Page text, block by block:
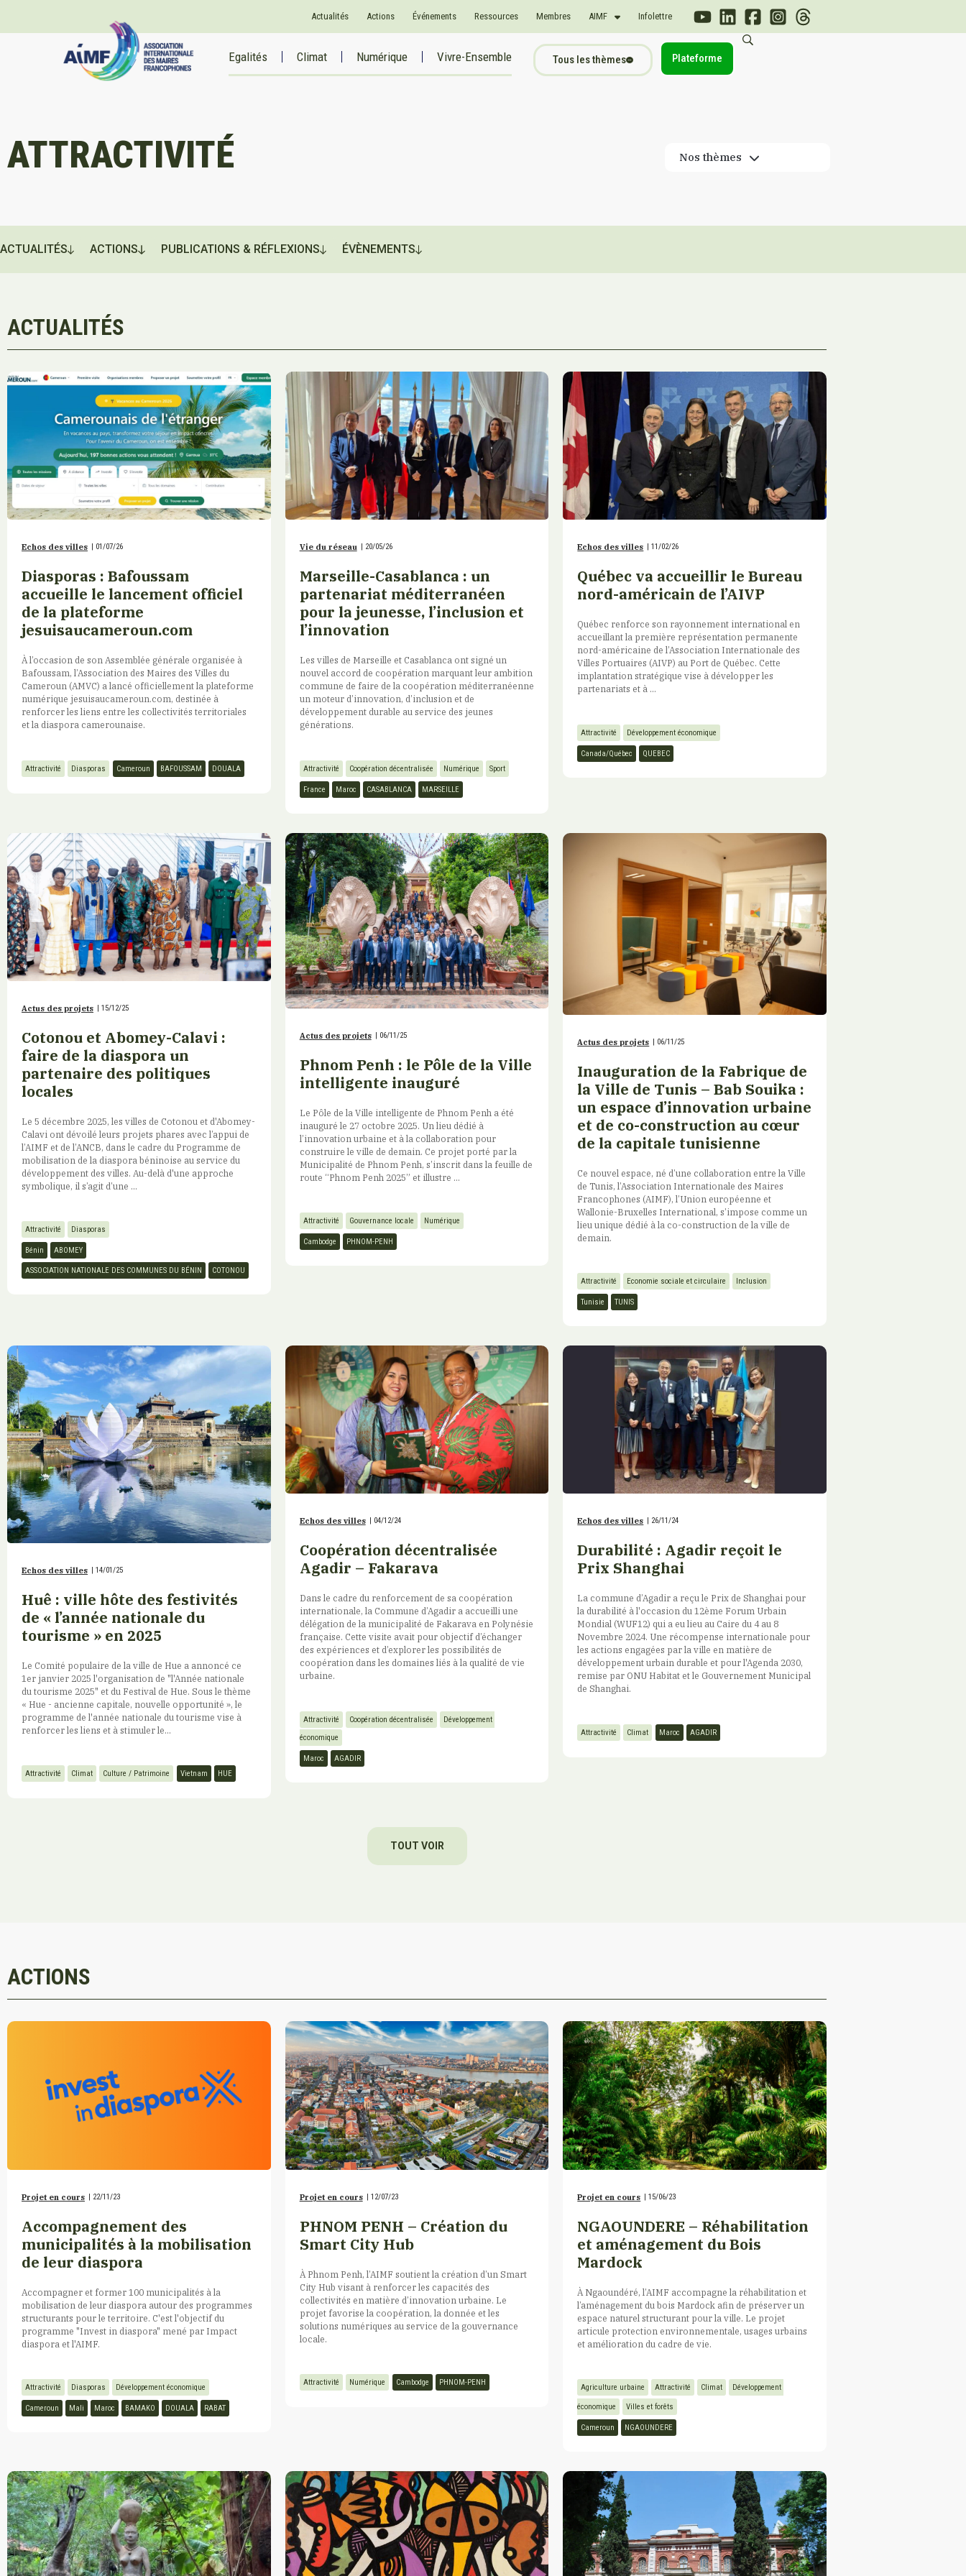
Actualités Actions Événements Ressources Membres AIMF Infolettre
Egalités Climat Numérique Vivre-Ensemble Tous les thèmes Plateforme
ATTRACTIVITÉ Nos thèmes
ACTUALITÉS ACTIONS PUBLICATIONS & RÉFLEXIONS ÉVÈNEMENTS
ACTUALITÉS
Echos des villes 01/07/26
Diasporas : Bafoussam
accueille le lancement officiel
de la plateforme
jesuisaucameroun.com
À l’occasion de son Assemblée générale organisée à
Bafoussam, l’Association des Maires des Villes du
Cameroun (AMVC) a lancé officiellement la plateforme
numérique jesuisaucameroun.com, destinée à
renforcer les liens entre les collectivités territoriales
et la diaspora camerounaise.
Attractivité Diasporas Cameroun BAFOUSSAM DOUALA
Vie du réseau 20/05/26
Marseille-Casablanca : un
partenariat méditerranéen
pour la jeunesse, l’inclusion et
l’innovation
Les villes de Marseille et Casablanca ont signé un
nouvel accord de coopération marquant leur ambition
commune de faire de la coopération méditerranéenne
un moteur d’innovation, d’inclusion et de
développement durable au service des jeunes
générations.
Attractivité Coopération décentralisée Numérique Sport
France Maroc CASABLANCA MARSEILLE
Echos des villes 11/02/26
Québec va accueillir le Bureau
nord-américain de l’AIVP
Québec renforce son rayonnement international en
accueillant la première représentation permanente
nord-américaine de l’Association Internationale des
Villes Portuaires (AIVP) au Port de Québec. Cette
implantation stratégique vise à développer les
partenariats et à ...
Attractivité Développement économique
Canada/Québec QUEBEC
Actus des projets | 15/12/25
Cotonou et Abomey-Calavi :
faire de la diaspora un
partenaire des politiques
locales
Le 5 décembre 2025, les villes de Cotonou et d'Abomey-
Calavi ont dévoilé leurs projets phares avec l’appui de
l’AIMF et de l’ANCB, dans le cadre du Programme de
mobilisation de la diaspora béninoise au service du
développement des villes. Au-delà d'une approche
symbolique, il s’agit d’une ...
Attractivité Diasporas
Bénin ABOMEY
ASSOCIATION NATIONALE DES COMMUNES DU BÉNIN COTONOU
Actus des projets | 06/11/25
Phnom Penh : le Pôle de la Ville
intelligente inauguré
Le Pôle de la Ville intelligente de Phnom Penh a été
inauguré le 27 octobre 2025. Un lieu dédié à
l’innovation urbaine et à la collaboration pour
construire le ville de demain. Ce projet porté par la
Municipalité de Phnom Penh, s’inscrit dans la feuille de
route “Phnom Penh 2025” et illustre ...
Attractivité Gouvernance locale Numérique
Cambodge PHNOM-PENH
Actus des projets | 06/11/25
Inauguration de la Fabrique de
la Ville de Tunis – Bab Souika :
un espace d’innovation urbaine
et de co-construction au cœur
de la capitale tunisienne
Ce nouvel espace, né d’une collaboration entre la Ville
de Tunis, l’Association Internationale des Maires
Francophones (AIMF), l’Union européenne et
Wallonie-Bruxelles International, s’impose comme un
lieu unique dédié à la co-construction de la ville de
demain.
Attractivité Economie sociale et circulaire Inclusion
Tunisie TUNIS
Echos des villes | 14/01/25
Huê : ville hôte des festivités
de « l’année nationale du
tourisme » en 2025
Le Comité populaire de la ville de Hue a annoncé ce
1er janvier 2025 l'organisation de "l'Année nationale
du tourisme 2025" et du Festival de Hue. Sous le thème
« Hue - ancienne capitale, nouvelle opportunité », le
programme de l'année nationale du tourisme vise à
renforcer les liens et à stimuler le...
Attractivité Climat Culture / Patrimoine Vietnam HUE
Echos des villes 04/12/24
Coopération décentralisée
Agadir – Fakarava
Dans le cadre du renforcement de sa coopération
internationale, la Commune d’Agadir a accueilli une
délégation de la municipalité de Fakarava en Polynésie
française. Cette visite avait pour objectif d’échanger
des expériences et d’explorer les possibilités de
coopération dans les domaines liés à la qualité de vie
urbaine.
Attractivité Coopération décentralisée
Développement
économique
Maroc AGADIR
Echos des villes 26/11/24
Durabilité : Agadir reçoit le
Prix Shanghai
La commune d’Agadir a reçu le Prix de Shanghai pour
la durabilité à l'occasion du 12ème Forum Urbain
Mondial (WUF12) qui a eu lieu au Caire du 4 au 8
Novembre 2024. Une récompense internationale pour
les actions engagées par la ville en matière de
développement urbain durable et pour l'Agenda 2030,
remise par ONU Habitat et le Gouvernement Municipal
de Shanghai.
Attractivité Climat Maroc AGADIR
TOUT VOIR
ACTIONS
Projet en cours | 22/11/23
Accompagnement des
municipalités à la mobilisation
de leur diaspora
Accompagner et former 100 municipalités à la
mobilisation de leur diaspora autour des programmes
structurants pour le territoire. C'est l'objectif du
programme "Invest in diaspora" mené par Impact
diaspora et l'AIMF.
Attractivité Diasporas Développement économique
Cameroun Mali Maroc BAMAKO DOUALA RABAT
Projet en cours | 12/07/23
PHNOM PENH – Création du
Smart City Hub
À Phnom Penh, l’AIMF soutient la création d’un Smart
City Hub visant à renforcer les capacités des
collectivités en matière d’innovation urbaine. Le
projet favorise la coopération, la donnée et les
solutions numériques au service de la gouvernance
locale.
Attractivité Numérique Cambodge PHNOM-PENH
Projet en cours | 15/06/23
NGAOUNDERE – Réhabilitation
et aménagement du Bois
Mardock
À Ngaoundéré, l’AIMF accompagne la réhabilitation et
l’aménagement du bois Mardock afin de préserver un
espace naturel structurant pour la ville. Le projet
articule protection environnementale, usages urbains
et amélioration du cadre de vie.
Agriculture urbaine Attractivité Climat Développement
économique Villes et forêts
Cameroun NGAOUNDERE